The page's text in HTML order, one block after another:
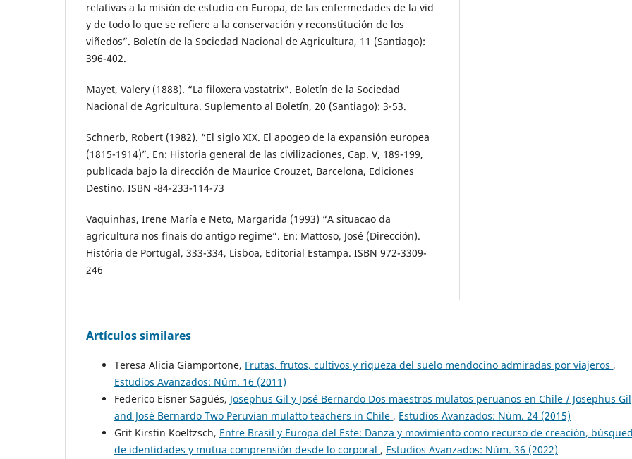
relativas a la misión de estudio en Europa, de las enfermedades de la vid
y de todo lo que se refiere a la conservación y reconstitución de los
viñedos”. Boletín de la Sociedad Nacional de Agricultura, 11 (Santiago):
396-402.
Mayet, Valery (1888). “La filoxera vastatrix”. Boletín de la Sociedad
Nacional de Agricultura. Suplemento al Boletín, 20 (Santiago): 3-53.
Schnerb, Robert (1982). “El siglo XIX. El apogeo de la expansión europea
(1815-1914)”. En: Historia general de las civilizaciones, Cap. V, 189-199,
publicada bajo la dirección de Maurice Crouzet, Barcelona, Ediciones
Destino. ISBN -84-233-114-73
Vaquinhas, Irene María e Neto, Margarida (1993) “A situacao da
agricultura nos finais do antigo regime”. En: Mattoso, José (Dirección).
História de Portugal, 333-334, Lisboa, Editorial Estampa. ISBN 972-3309-
246
Artículos similares
Teresa Alicia Giamportone, Frutas, frutos, cultivos y riqueza del suelo mendocino admiradas por viajeros ,
Estudios Avanzados: Núm. 16 (2011)
Federico Eisner Sagüés, Josephus Gil y José Bernardo Dos maestros mulatos peruanos en Chile / Josephus Gil
and José Bernardo Two Peruvian mulatto teachers in Chile , Estudios Avanzados: Núm. 24 (2015)
Grit Kirstin Koeltzsch, Entre Brasil y Europa del Este: Danza y movimiento como recurso de creación,
de identidades y mutua comprensión desde lo corporal , Estudios Avanzados: Núm. 36 (2022)